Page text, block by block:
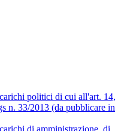
politici di cui all'art. 14,
n. 33/2013 (da pubblicare in